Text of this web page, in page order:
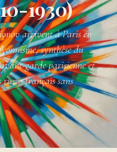
1930)
arrivent à Paris en
synthèse du
garde parisienne et
français sans